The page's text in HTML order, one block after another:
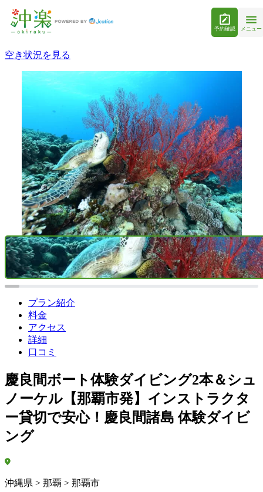
予約確認 メニュー
空き状況を見る
プラン紹介
料金
アクセス
詳細
口コミ
慶良間ボート体験ダイビング2本＆シュ
ノーケル【那覇市発】インストラクタ
ー貸切で安心！慶良間諸島 体験ダイビ
ング
沖縄県 > 那覇 > 那覇市